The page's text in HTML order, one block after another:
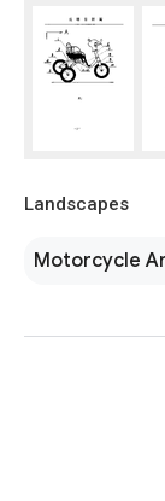
Landscapes
Motorcycle